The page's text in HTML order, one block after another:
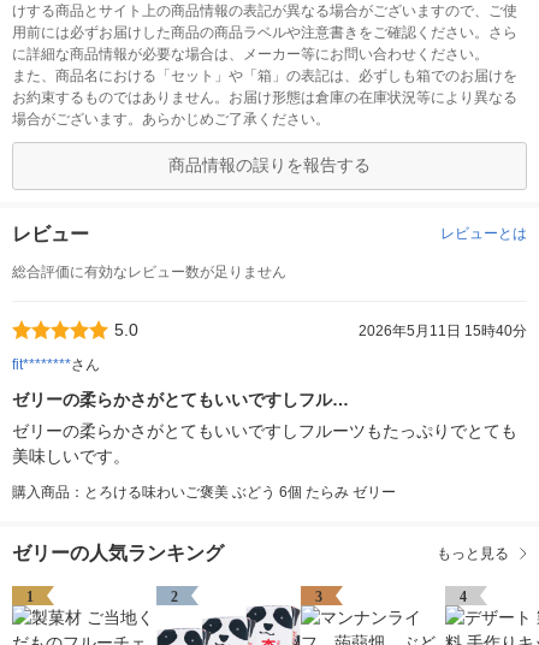
けする商品とサイト上の商品情報の表記が異なる場合がございますので、ご使
用前には必ずお届けした商品の商品ラベルや注意書きをご確認ください。さら
に詳細な商品情報が必要な場合は、メーカー等にお問い合わせください。
また、商品名における「セット」や「箱」の表記は、必ずしも箱でのお届けを
お約束するものではありません。お届け形態は倉庫の在庫状況等により異なる
場合がございます。あらかじめご了承ください。
商品情報の誤りを報告する
レビュー レビューとは
総合評価に有効なレビュー数が足りません
5.0
2026年5月11日 15時40分
fit********さん
ゼリーの柔らかさがとてもいいですしフル…
ゼリーの柔らかさがとてもいいですしフルーツもたっぷりでとても
美味しいです。
購入商品：とろける味わいご褒美 ぶどう 6個 たらみ ゼリー
ゼリーの人気ランキング もっと見る
1 2 3 4